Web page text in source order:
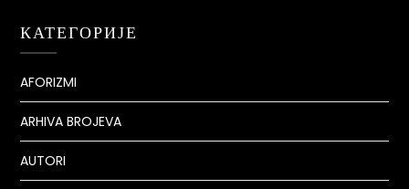
КАТЕГОРИЈЕ
AFORIZMI
ARHIVA BROJEVA
AUTORI